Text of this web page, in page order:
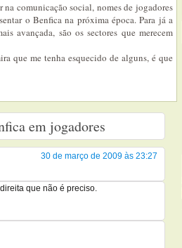
comunicação social, nomes de jogadores
o Benfica na próxima época. Para já a
avançada, são os sectores que merecem
que me tenha esquecido de alguns, é que
em jogadores
30 de março de 2009 às 23:27
que não é preciso.